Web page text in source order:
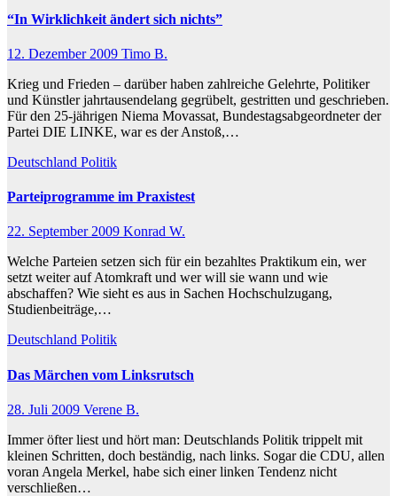
“In Wirklichkeit ändert sich nichts”
12. Dezember 2009 Timo B.
Krieg und Frieden – darüber haben zahlreiche Gelehrte, Politiker
und Künstler jahrtausendelang gegrübelt, gestritten und geschrieben.
Für den 25-jährigen Niema Movassat, Bundestagsabgeordneter der
Partei DIE LINKE, war es der Anstoß,…
Deutschland Politik
Parteiprogramme im Praxistest
22. September 2009 Konrad W.
Welche Parteien setzen sich für ein bezahltes Praktikum ein, wer
setzt weiter auf Atomkraft und wer will sie wann und wie
abschaffen? Wie sieht es aus in Sachen Hochschulzugang,
Studienbeiträge,…
Deutschland Politik
Das Märchen vom Linksrutsch
28. Juli 2009 Verene B.
Immer öfter liest und hört man: Deutschlands Politik trippelt mit
kleinen Schritten, doch beständig, nach links. Sogar die CDU, allen
voran Angela Merkel, habe sich einer linken Tendenz nicht
verschließen…